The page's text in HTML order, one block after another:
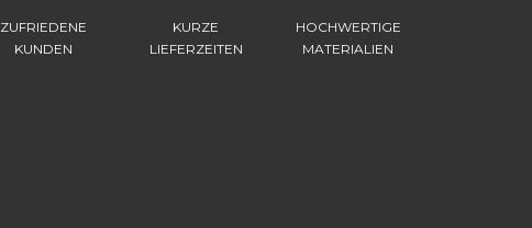
ZUFRIEDENE
KUNDEN
KURZE
LIEFERZEITEN
HOCHWERTIGE
MATERIALIEN